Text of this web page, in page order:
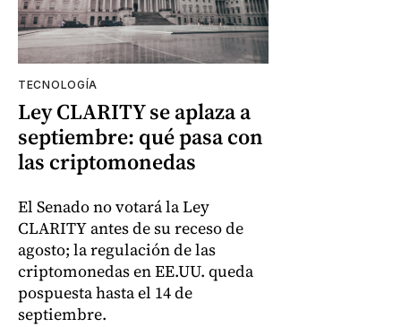
TECNOLOGÍA
Ley CLARITY se aplaza a
septiembre: qué pasa con
las criptomonedas
El Senado no votará la Ley
CLARITY antes de su receso de
agosto; la regulación de las
criptomonedas en EE.UU. queda
pospuesta hasta el 14 de
septiembre.